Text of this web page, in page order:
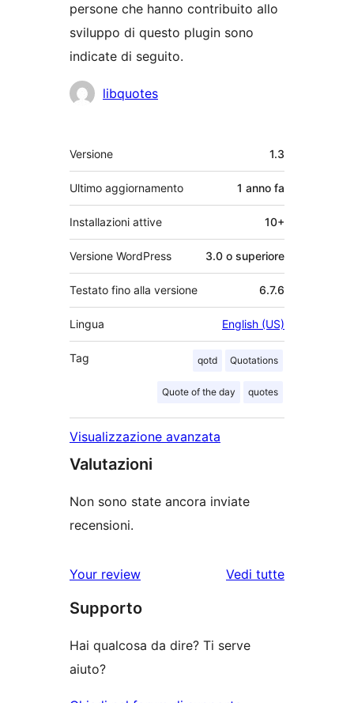
persone che hanno contribuito allo
sviluppo di questo plugin sono
indicate di seguito.
Collaboratori
libquotes
Meta
Versione 1.3
Ultimo aggiornamento 1 anno fa
Installazioni attive 10+
Versione WordPress 3.0 o superiore
Testato fino alla versione 6.7.6
Lingua English (US)
Tag qotd Quotations
Quote of the day quotes
Visualizzazione avanzata
Valutazioni
Non sono state ancora inviate
recensioni.
Your review Vedi tuttele
Supporto
Hai qualcosa da dire? Ti serve
aiuto?